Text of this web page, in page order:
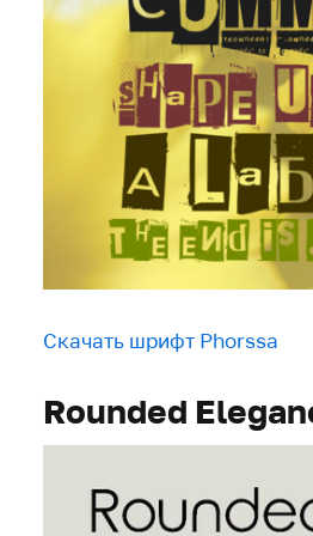
Скачать шрифт Phorssa
Rounded